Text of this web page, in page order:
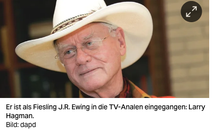
nord
wahrheit
verlag
verlag
veranstaltungen
Er ist als Fiesling J.R. Ewing in die TV-Analen eingegangen: Larry
Hagman.
Bild: dapd